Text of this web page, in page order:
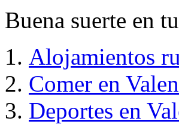
Buena suerte en
Alojamientos
Comer en
Deportes en